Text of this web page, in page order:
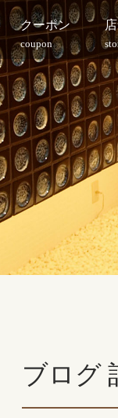
クーポン
coupon
ブログ